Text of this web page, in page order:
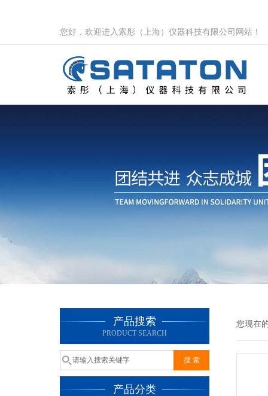
您好，欢迎进入索彤（上海）仪器科技有限公司网站！
产品搜索
PRODUCT SEARCH
产品分类
您现在